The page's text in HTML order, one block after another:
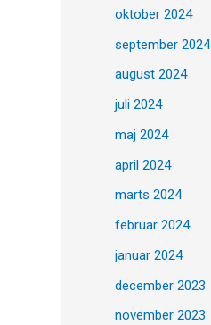
oktober 2024
september 2024
august 2024
juli 2024
maj 2024
april 2024
marts 2024
februar 2024
januar 2024
december 2023
november 2023